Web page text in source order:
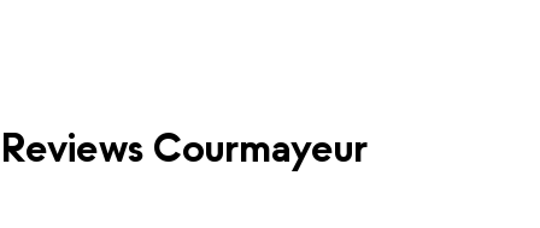
Reviews Courmayeur